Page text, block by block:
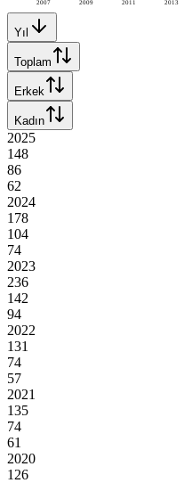
2007 2009 2011 2013
Yıl
Toplam
Erkek
Kadın
2025
148
86
62
2024
178
104
74
2023
236
142
94
2022
131
74
57
2021
135
74
61
2020
126